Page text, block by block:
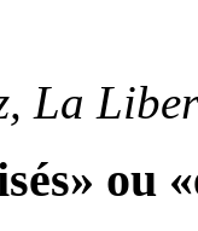
La
ou